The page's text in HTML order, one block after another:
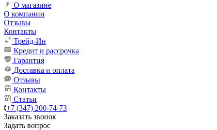
О магазине
О компании
Отзывы
Контакты
Трейд-Ин
Кредит и рассрочка
Гарантия
Доставка и оплата
Отзывы
Контакты
Статьи
+7 (347) 200-74-73
Заказать звонок
Задать вопрос